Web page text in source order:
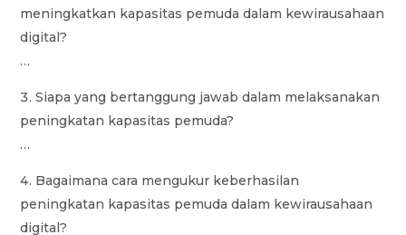
meningkatkan kapasitas pemuda dalam kewirausahaan
digital?
…
Siapa yang bertanggung jawab dalam melaksanakan
peningkatan kapasitas pemuda?
…
Bagaimana cara mengukur keberhasilan
peningkatan kapasitas pemuda dalam kewirausahaan
digital?